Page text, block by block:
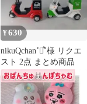
¥630
nikuQchan˚࿀̊˚様 リクエ
スト 2点 まとめ商品